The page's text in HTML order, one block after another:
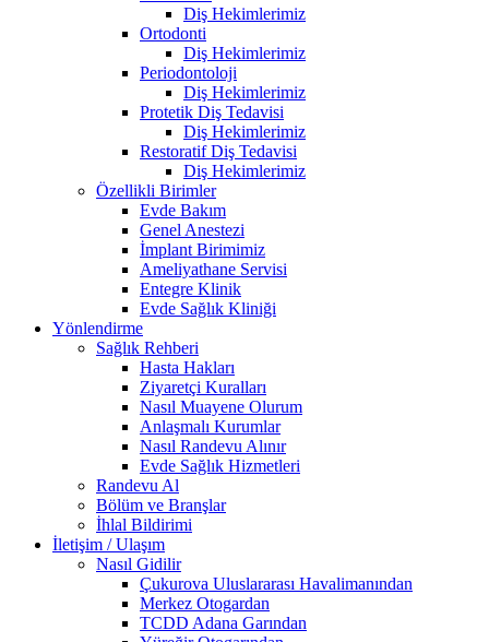
Diş Hekimlerimiz
Ortodonti
Diş Hekimlerimiz
Periodontoloji
Diş Hekimlerimiz
Protetik Diş Tedavisi
Diş Hekimlerimiz
Restoratif Diş Tedavisi
Diş Hekimlerimiz
Özellikli Birimler
Evde Bakım
Genel Anestezi
İmplant Birimimiz
Ameliyathane Servisi
Entegre Klinik
Evde Sağlık Kliniği
Yönlendirme
Sağlık Rehberi
Hasta Hakları
Ziyaretçi Kuralları
Nasıl Muayene Olurum
Anlaşmalı Kurumlar
Nasıl Randevu Alınır
Evde Sağlık Hizmetleri
Randevu Al
Bölüm ve Branşlar
İhlal Bildirimi
İletişim / Ulaşım
Nasıl Gidilir
Çukurova Uluslararası Havalimanından
Merkez Otogardan
TCDD Adana Garından